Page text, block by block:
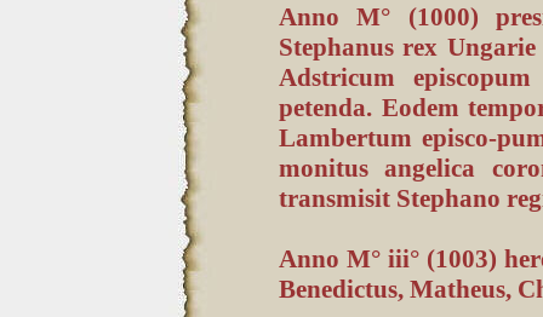
Anno M° (1000)
Stephanus rex
Adstricum
petenda. Eodem
Lambertum episco-
monitus angelica
transmisit Stephano
Anno M° iii° (1003)
Benedictus, Matheus,